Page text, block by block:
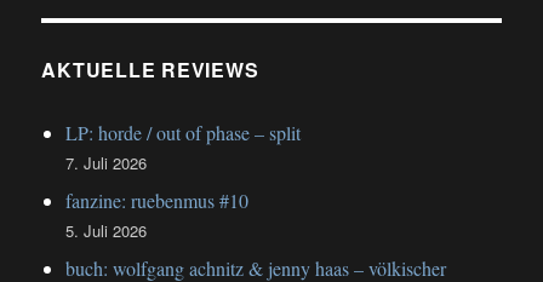
AKTUELLE REVIEWS
LP: horde / out of phase – split
7. Juli 2026
fanzine: ruebenmus #10
5. Juli 2026
buch: wolfgang achnitz & jenny haas – völkischer